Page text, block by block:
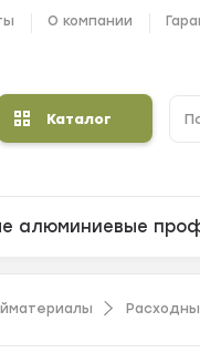
О компании
Каталог
алюминиевые